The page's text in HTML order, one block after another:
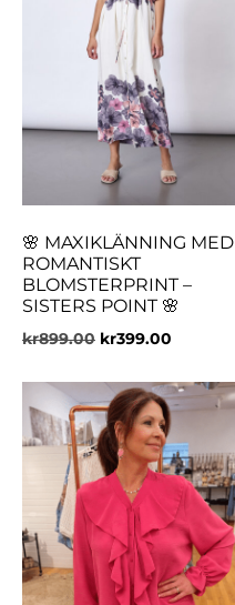
🌸 MAXIKLÄNNING MED
ROMANTISKT
BLOMSTERPRINT –
SISTERS POINT 🌸
kr899.00 kr399.00